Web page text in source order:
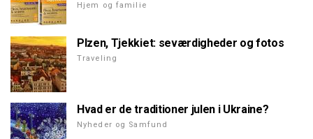
Hjem og familie
Plzen, Tjekkiet: seværdigheder og fotos
Traveling
Hvad er de traditioner julen i Ukraine?
Nyheder og Samfund